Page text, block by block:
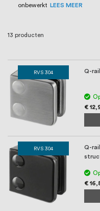
jouw specifieke
oprichting staat
ons voorop,
goede relatie
verschil maakt.
onbewerkt
LEES MEER
13 producten
RVS 304 Q-
€
RVS 304
Q-
€